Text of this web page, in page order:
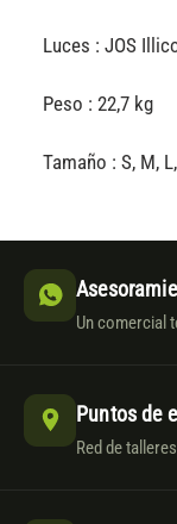
Luces : JOS
Peso : 22,7 kg
Tamaño : S, M,
Un comercial
Puntos de
Red de